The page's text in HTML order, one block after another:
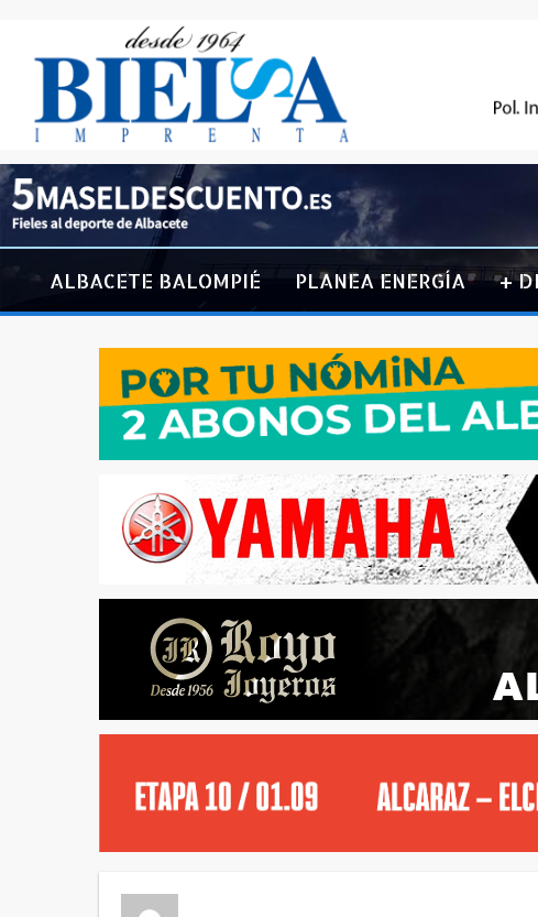
ALBACETE BALOMPIÉ PLANEA ENERGÍA +